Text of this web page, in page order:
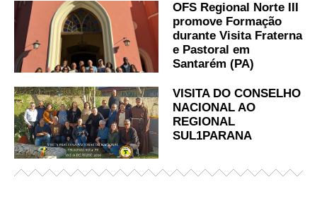
OFS Regional Norte III
promove Formação
durante Visita Fraterna
e Pastoral em
Santarém (PA)
VISITA DO CONSELHO
NACIONAL AO
REGIONAL
SUL1PARANA